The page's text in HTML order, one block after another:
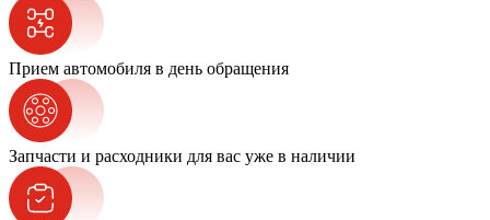
Прием автомобиля в день обращения
Запчасти и расходники для вас уже в наличии